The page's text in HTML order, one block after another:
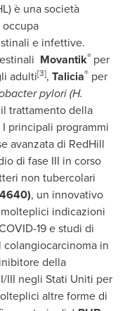
è una società
e infettive.
Movantik® per
adulti[3], Talicia® per
pylori (H.
trattamento della
I principali programmi
avanzata di RedHill
di fase III in corso
non tubercolari
, un innovativo
indicazioni
19 e studi di
in
della
III negli Stati Uniti per
altre forme di